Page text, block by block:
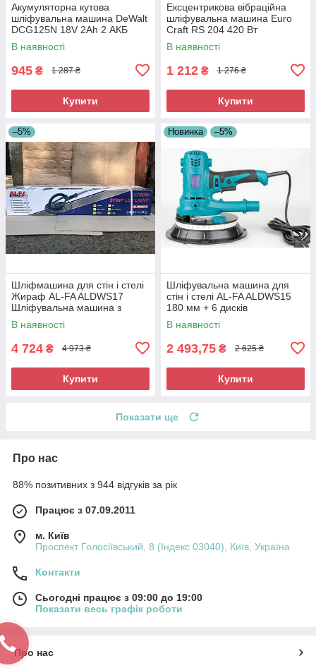
Акумуляторна кутова
шліфувальна машина DeWalt
DCG125N 18V 2Ah 2 АКБ
Професійна акумуляторна
болгарка
В наявності
945 ₴ 1 287 ₴
Купити
Ексцентрикова вібраційна
шліфувальна машина Euro
Craft RS 204 420 Вт
Ексцентрикова шліфмашина
для полірування
В наявності
1 212 ₴ 1 276 ₴
Купити
–5%
Шліфмашина для стін і стелі
Жираф AL-FA ALDWS17
Шліфувальна машина з
подовженою ручкою
В наявності
4 724 ₴ 4 973 ₴
Купити
Новинка –5%
Шліфувальна машина для
стін і стелі AL-FA ALDWS15
180 мм + 6 дисків
Шліфмашина для
шліфування стін
В наявності
2 493,75 ₴ 2 625 ₴
Купити
Показати ще
Про нас
88% позитивних з 944 відгуків за рік
Працює з 07.09.2011
м. Київ
Проспект Голосіївський, 8 (Індекс 03040), Київ, Україна
Контакти
Сьогодні працює з 09:00 до 19:00
Показати весь графік роботи
Про нас